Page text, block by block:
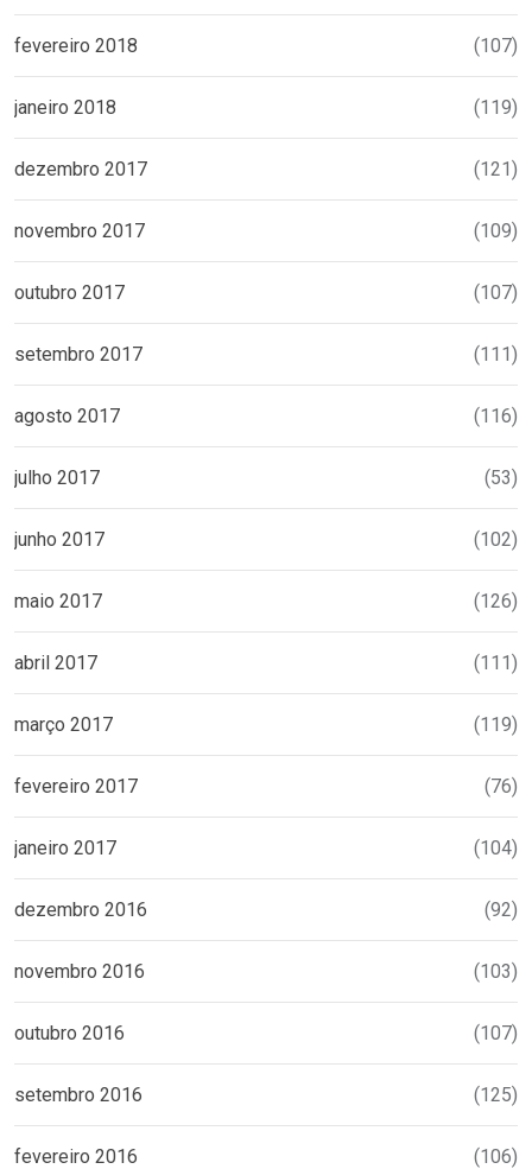
fevereiro 2018 (107)
janeiro 2018 (119)
dezembro 2017 (121)
novembro 2017 (109)
outubro 2017 (107)
setembro 2017 (111)
agosto 2017 (116)
julho 2017 (53)
junho 2017 (102)
maio 2017 (126)
abril 2017 (111)
março 2017 (119)
fevereiro 2017 (76)
janeiro 2017 (104)
dezembro 2016 (92)
novembro 2016 (103)
outubro 2016 (107)
setembro 2016 (125)
fevereiro 2016 (106)